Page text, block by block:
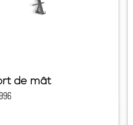
de mât